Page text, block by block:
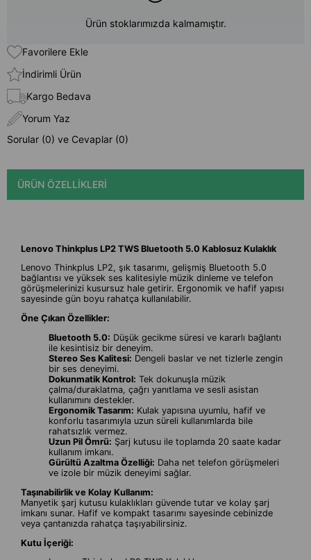
Ürün stoklarımızda kalmamıştır.
Favorilere Ekle
İndirimli Ürün
Kargo Bedava
Yorum Yaz
Sorular (0) ve Cevaplar (0)
ÜRÜN ÖZELLIKLERI
Lenovo Thinkplus LP2 TWS Bluetooth 5.0 Kablosuz Kulaklık
Lenovo Thinkplus LP2, şık tasarımı, gelişmiş Bluetooth 5.0
bağlantısı ve yüksek ses kalitesiyle müzik dinleme ve telefon
görüşmelerinizi kusursuz hale getirir. Ergonomik ve hafif yapısı
sayesinde gün boyu rahatça kullanılabilir.
Öne Çıkan Özellikler:
Bluetooth 5.0: Düşük gecikme süresi ve kararlı bağlantı
ile kesintisiz bir deneyim.
Stereo Ses Kalitesi: Dengeli baslar ve net tizlerle zengin
bir ses deneyimi.
Dokunmatik Kontrol: Tek dokunuşla müzik
çalma/duraklatma, çağrı yanıtlama ve sesli asistan
kullanımını destekler.
Ergonomik Tasarım: Kulak yapısına uyumlu, hafif ve
konforlu tasarımıyla uzun süreli kullanımlarda bile
rahatsızlık vermez.
Uzun Pil Ömrü: Şarj kutusu ile toplamda 20 saate kadar
kullanım imkanı.
Gürültü Azaltma Özelliği: Daha net telefon görüşmeleri
ve izole bir müzik deneyimi sağlar.
Taşınabilirlik ve Kolay Kullanım:
Manyetik şarj kutusu kulaklıkları güvende tutar ve kolay şarj
imkanı sunar. Hafif ve kompakt tasarımı sayesinde cebinizde
veya çantanızda rahatça taşıyabilirsiniz.
Kutu İçeriği: